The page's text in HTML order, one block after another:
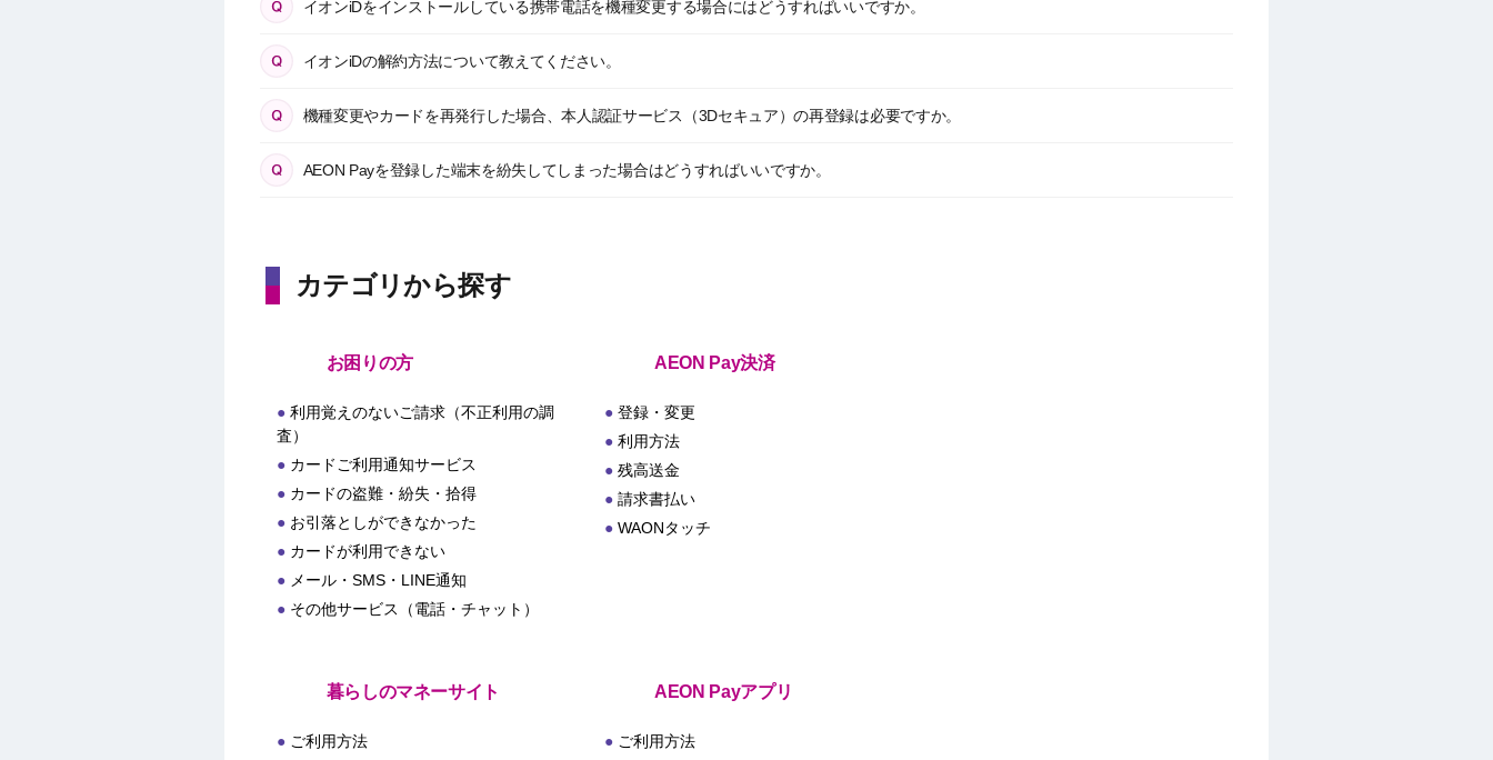
イオンiDをインストールしている携帯電話を機種変更する場合にはどうすればいいですか。
イオンiDの解約方法について教えてください。
機種変更やカードを再発行した場合、本人認証サービス（3Dセキュア）の再登録は必要ですか。
AEON Payを登録した端末を紛失してしまった場合はどうすればいいですか。
カテゴリから探す
お困りの方
利用覚えのないご請求（不正利用の調
査）
カードご利用通知サービス
カードの盗難・紛失・拾得
お引落としができなかった
カードが利用できない
メール・SMS・LINE通知
その他サービス（電話・チャット）
AEON Pay決済
登録・変更
利用方法
残高送金
請求書払い
WAONタッチ
暮らしのマネーサイト
ご利用方法
AEON Payアプリ
ご利用方法